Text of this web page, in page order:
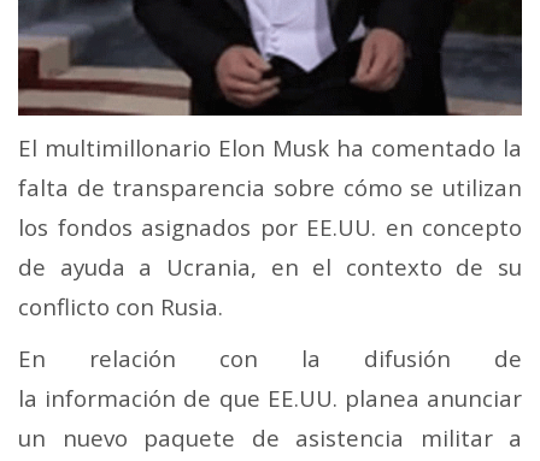
El multimillonario Elon Musk ha comentado la
falta de transparencia sobre cómo se utilizan
los fondos asignados por EE.UU. en concepto
de ayuda a Ucrania, en el contexto de su
conflicto con Rusia.
En relación con la difusión de
la información de que EE.UU. planea anunciar
un nuevo paquete de asistencia militar a